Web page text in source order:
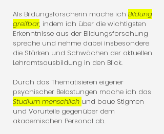
Als Bildungsforscherin mache ich Bildung
greifbar, indem ich über die wichtigsten
Erkenntnisse aus der Bildungsforschung
spreche und nehme dabei insbesondere
die Stärken und Schwächen der aktuellen
Lehramtsausbildung in den Blick.
Durch das Thematisieren eigener
psychischer Belastungen mache ich das
Studium menschlich und baue Stigmen
und Vorurteile gegenüber dem
akademischen Personal ab.